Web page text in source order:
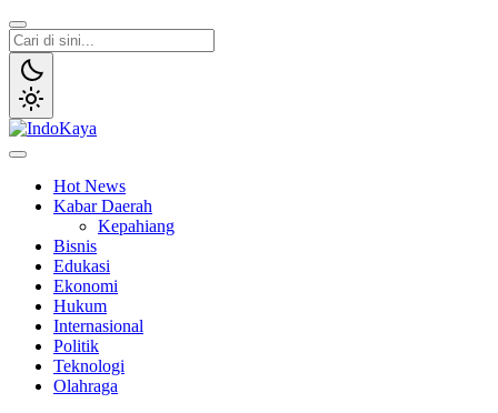
Lewati
ke
konten
Hot News
Kabar Daerah
Kepahiang
Bisnis
Edukasi
Ekonomi
Hukum
Internasional
Politik
Teknologi
Olahraga